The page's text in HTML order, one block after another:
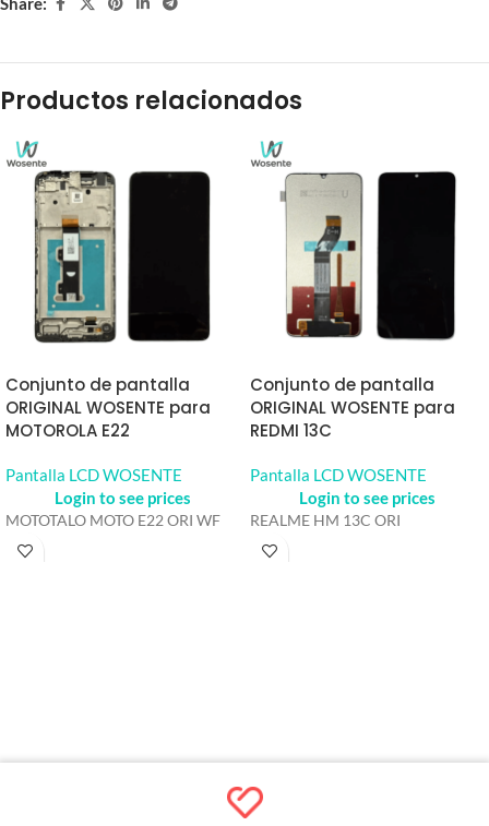
Productos relacionados
Conjunto de pantalla
ORIGINAL WOSENTE para
MOTOROLA E22
Pantalla LCD WOSENTE
Login to see prices
MOTOTALO MOTO E22 ORI WF
Conjunto de pantalla
ORIGINAL WOSENTE para
REDMI 13C
Pantalla LCD WOSENTE
Login to see prices
REALME HM 13C ORI